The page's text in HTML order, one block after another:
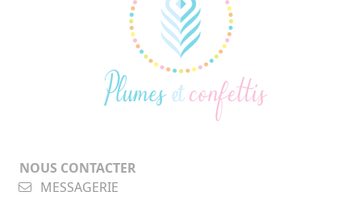
NOUS CONTACTER
MESSAGERIE